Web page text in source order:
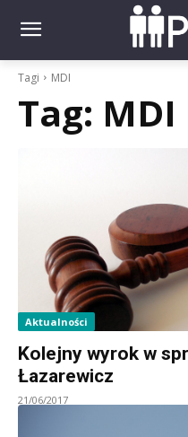
Tagi MDI
Tag: MDI
Aktualności
Kolejny wyrok w
Łazarewicz
21/06/2017